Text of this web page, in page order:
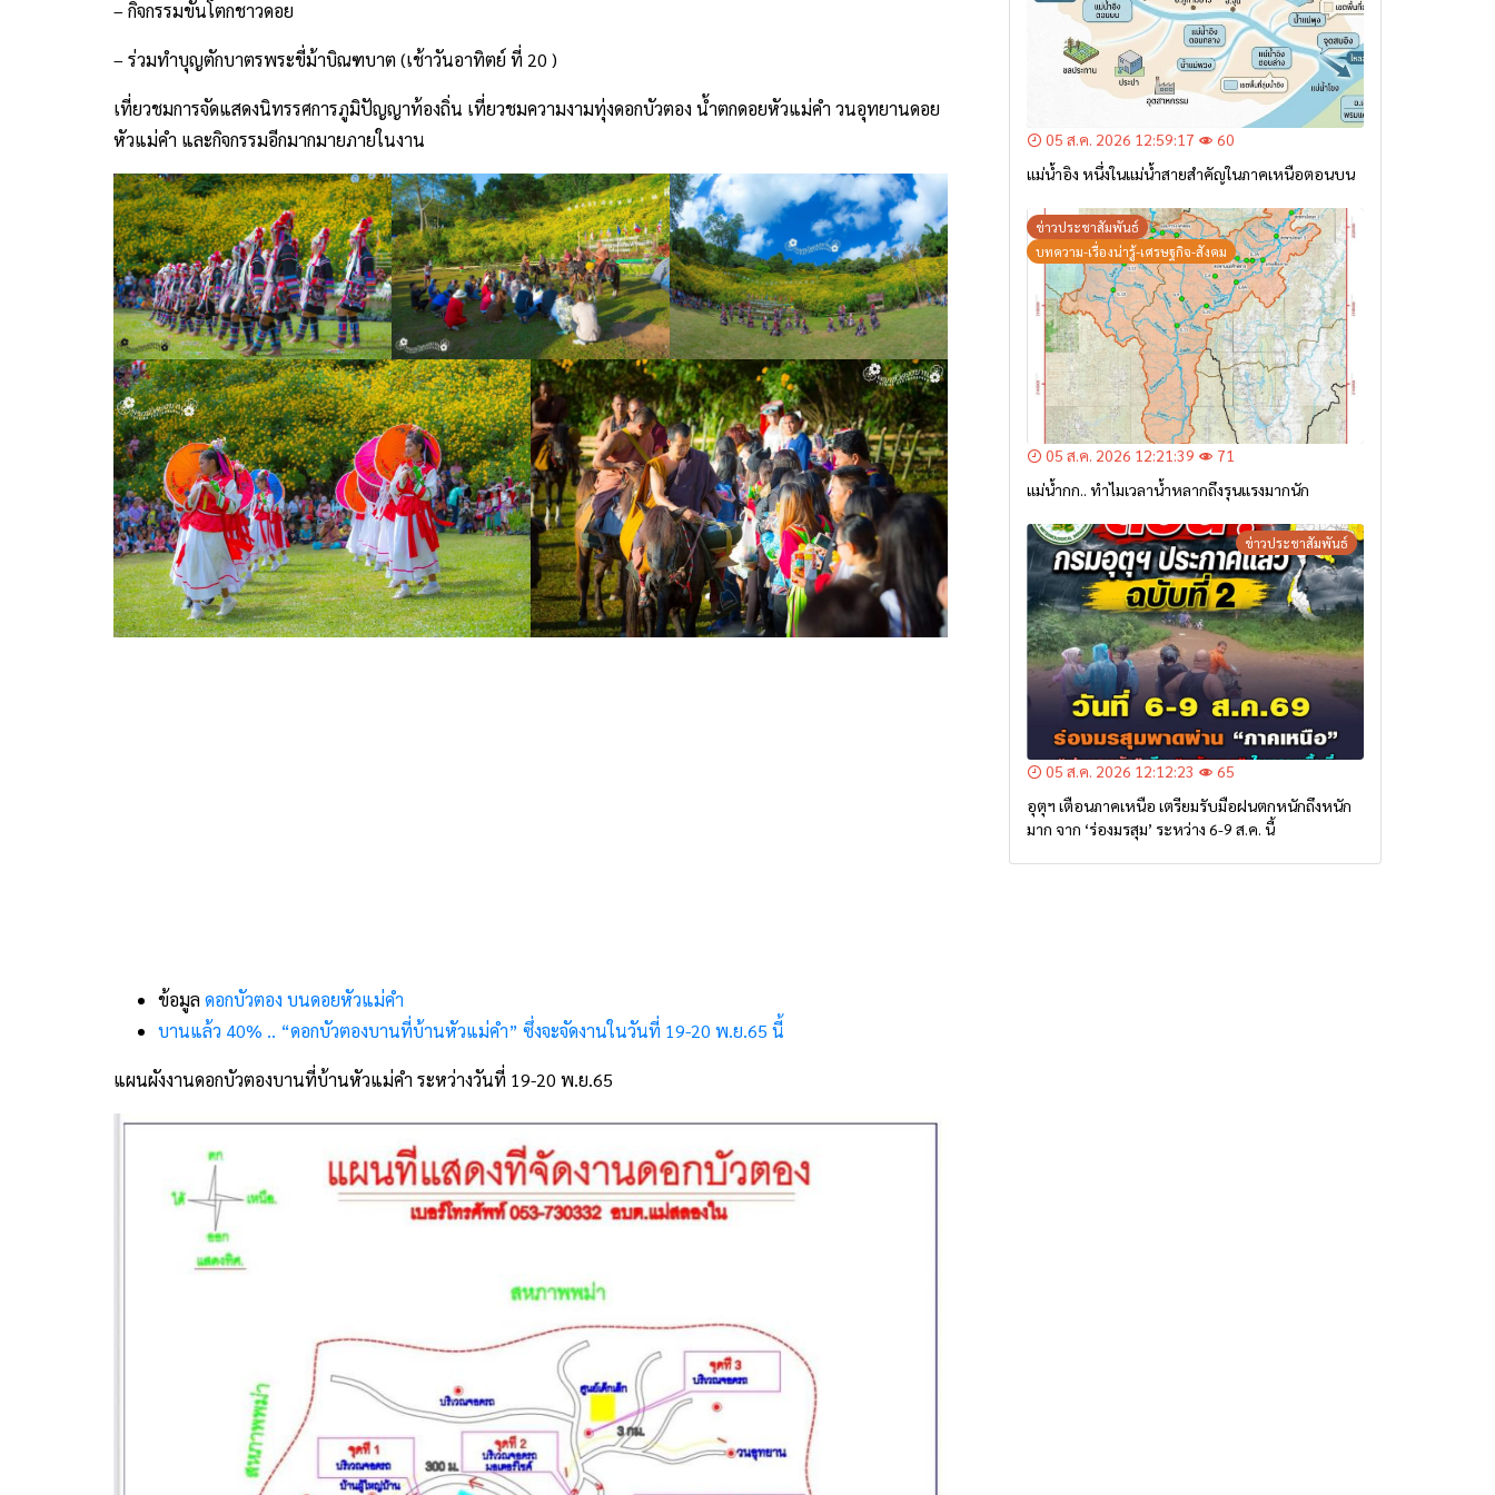
– กิจกรรมขันโตกชาวดอย
– ร่วมทำบุญตักบาตรพระขี่ม้าบิณฑบาต (เช้าวันอาทิตย์ ที่ 20 )
เที่ยวชมการจัดแสดงนิทรรศการภูมิปัญญาท้องถิ่น เที่ยวชมความงามทุ่งดอกบัวตอง น้ำตกดอยหัวแม่คำ วนอุทยานดอย
หัวแม่คำ และกิจกรรมอีกมากมายภายในงาน
ข้อมูล ดอกบัวตอง บนดอยหัวแม่คำ
บานแล้ว 40% .. “ดอกบัวตองบานที่บ้านหัวแม่คำ” ซึ่งจะจัดงานในวันที่ 19-20 พ.ย.65 นี้
แผนผังงานดอกบัวตองบานที่บ้านหัวแม่คำ ระหว่างวันที่ 19-20 พ.ย.65
05 ส.ค. 2026 12:59:17
60
แม่น้ำอิง หนึ่งในแม่น้ำสายสำคัญในภาคเหนือตอนบน
ข่าวประชาสัมพันธ์
บทความ-เรื่องน่ารู้-เศรษฐกิจ-สังคม
05 ส.ค. 2026 12:21:39
71
แม่น้ำกก.. ทำไมเวลาน้ำหลากถึงรุนแรงมากนัก
ข่าวประชาสัมพันธ์
05 ส.ค. 2026 12:12:23
65
อุตุฯ เตือนภาคเหนือ เตรียมรับมือฝนตกหนักถึงหนัก
มาก จาก ‘ร่องมรสุม’ ระหว่าง 6-9 ส.ค. นี้